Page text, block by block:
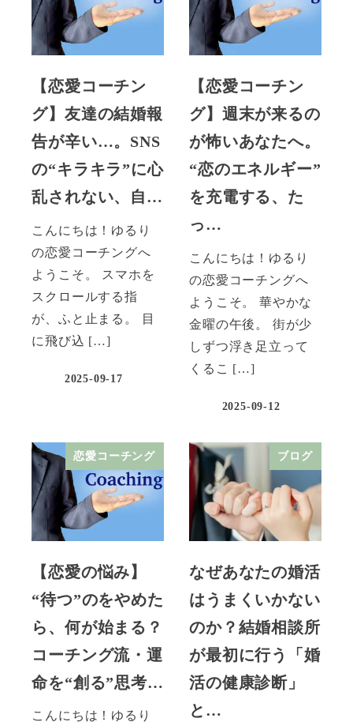
【恋愛コーチン
グ】友達の結婚報
告が辛い…。SNS
の“キラキラ”に心
乱されない、自…
こんにちは！ゆるり
の恋愛コーチングへ
ようこそ。 スマホを
スクロールする指
が、ふと止まる。 目
に飛び込 […]
2025-09-17
【恋愛コーチン
グ】週末が来るの
が怖いあなたへ。
“恋のエネルギー”
を充電する、た
っ…
こんにちは！ゆるり
の恋愛コーチングへ
ようこそ。 華やかな
金曜の午後。 街が少
しずつ浮き足立って
くるこ […]
2025-09-12
恋愛コーチング
【恋愛の悩み】
“待つ”のをやめた
ら、何が始まる？
コーチング流・運
命を“創る”思考…
こんにちは！ゆるり
ブログ
なぜあなたの婚活
はうまくいかない
のか？結婚相談所
が最初に行う「婚
活の健康診断」
と…